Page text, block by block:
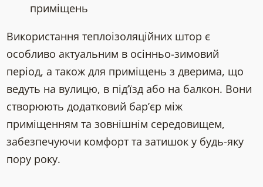
приміщень
Використання теплоізоляційних штор є
особливо актуальним в осінньо-зимовий
період, а також для приміщень з дверима, що
ведуть на вулицю, в під’їзд або на балкон. Вони
створюють додатковий бар’єр між
приміщенням та зовнішнім середовищем,
забезпечуючи комфорт та затишок у будь-яку
пору року.